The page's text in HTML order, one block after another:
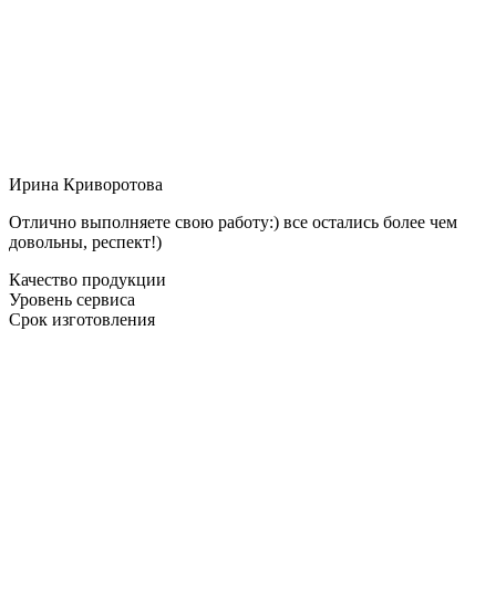
Ирина Криворотова
Отлично выполняете свою работу:) все остались более чем
довольны, респект!)
Качество продукции
Уровень сервиса
Срок изготовления